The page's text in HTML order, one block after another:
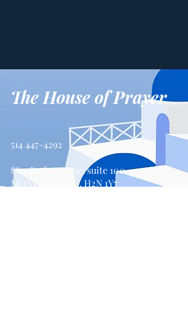
The House of Prayer
514 447-4292
8815 Park Avenue, suite 100
MONTREAL, QC, H2N 1Y7